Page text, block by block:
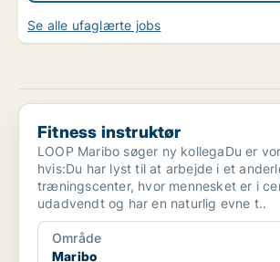
Se alle ufaglærte jobs
Fitness instruktør
Fitness instruktør
LOOP Maribo søger ny kollegaDu er
hvis:Du har lyst til at arbejde i et
træningscenter, hvor mennesket er i
udadvendt og har en naturlig evne t..
Område
Maribo